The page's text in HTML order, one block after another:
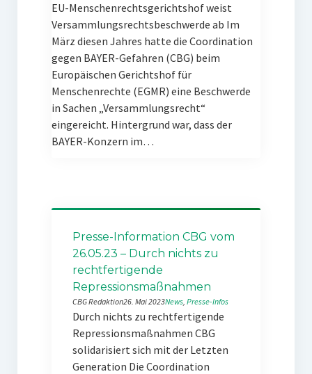
EU-Menschenrechtsgerichtshof weist
Versammlungsrechtsbeschwerde ab Im
März diesen Jahres hatte die Coordination
gegen BAYER-Gefahren (CBG) beim
Europäischen Gerichtshof für
Menschenrechte (EGMR) eine Beschwerde
in Sachen „Versammlungsrecht“
eingereicht. Hintergrund war, dass der
BAYER-Konzern im…
Presse-Information CBG vom
26.05.23 – Durch nichts zu
rechtfertigende
Repressionsmaßnahmen
CBG Redaktion26. Mai 2023News, Presse-Infos
Durch nichts zu rechtfertigende
Repressionsmaßnahmen CBG
solidarisiert sich mit der Letzten
Generation Die Coordination